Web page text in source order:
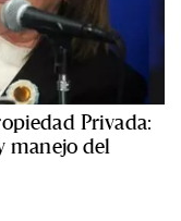
Privada:
manejo del